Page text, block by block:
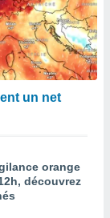
un net
orange
découvrez